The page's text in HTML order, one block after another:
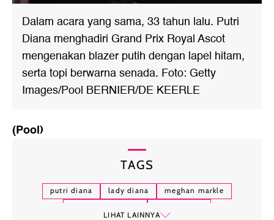
Dalam acara yang sama, 33 tahun lalu. Putri
Diana menghadiri Grand Prix Royal Ascot
mengenakan blazer putih dengan lapel hitam,
serta topi berwarna senada. Foto: Getty
Images/Pool BERNIER/DE KEERLE
(Pool)
TAGS
putri diana lady diana
meghan markle
LIHAT LAINNYA